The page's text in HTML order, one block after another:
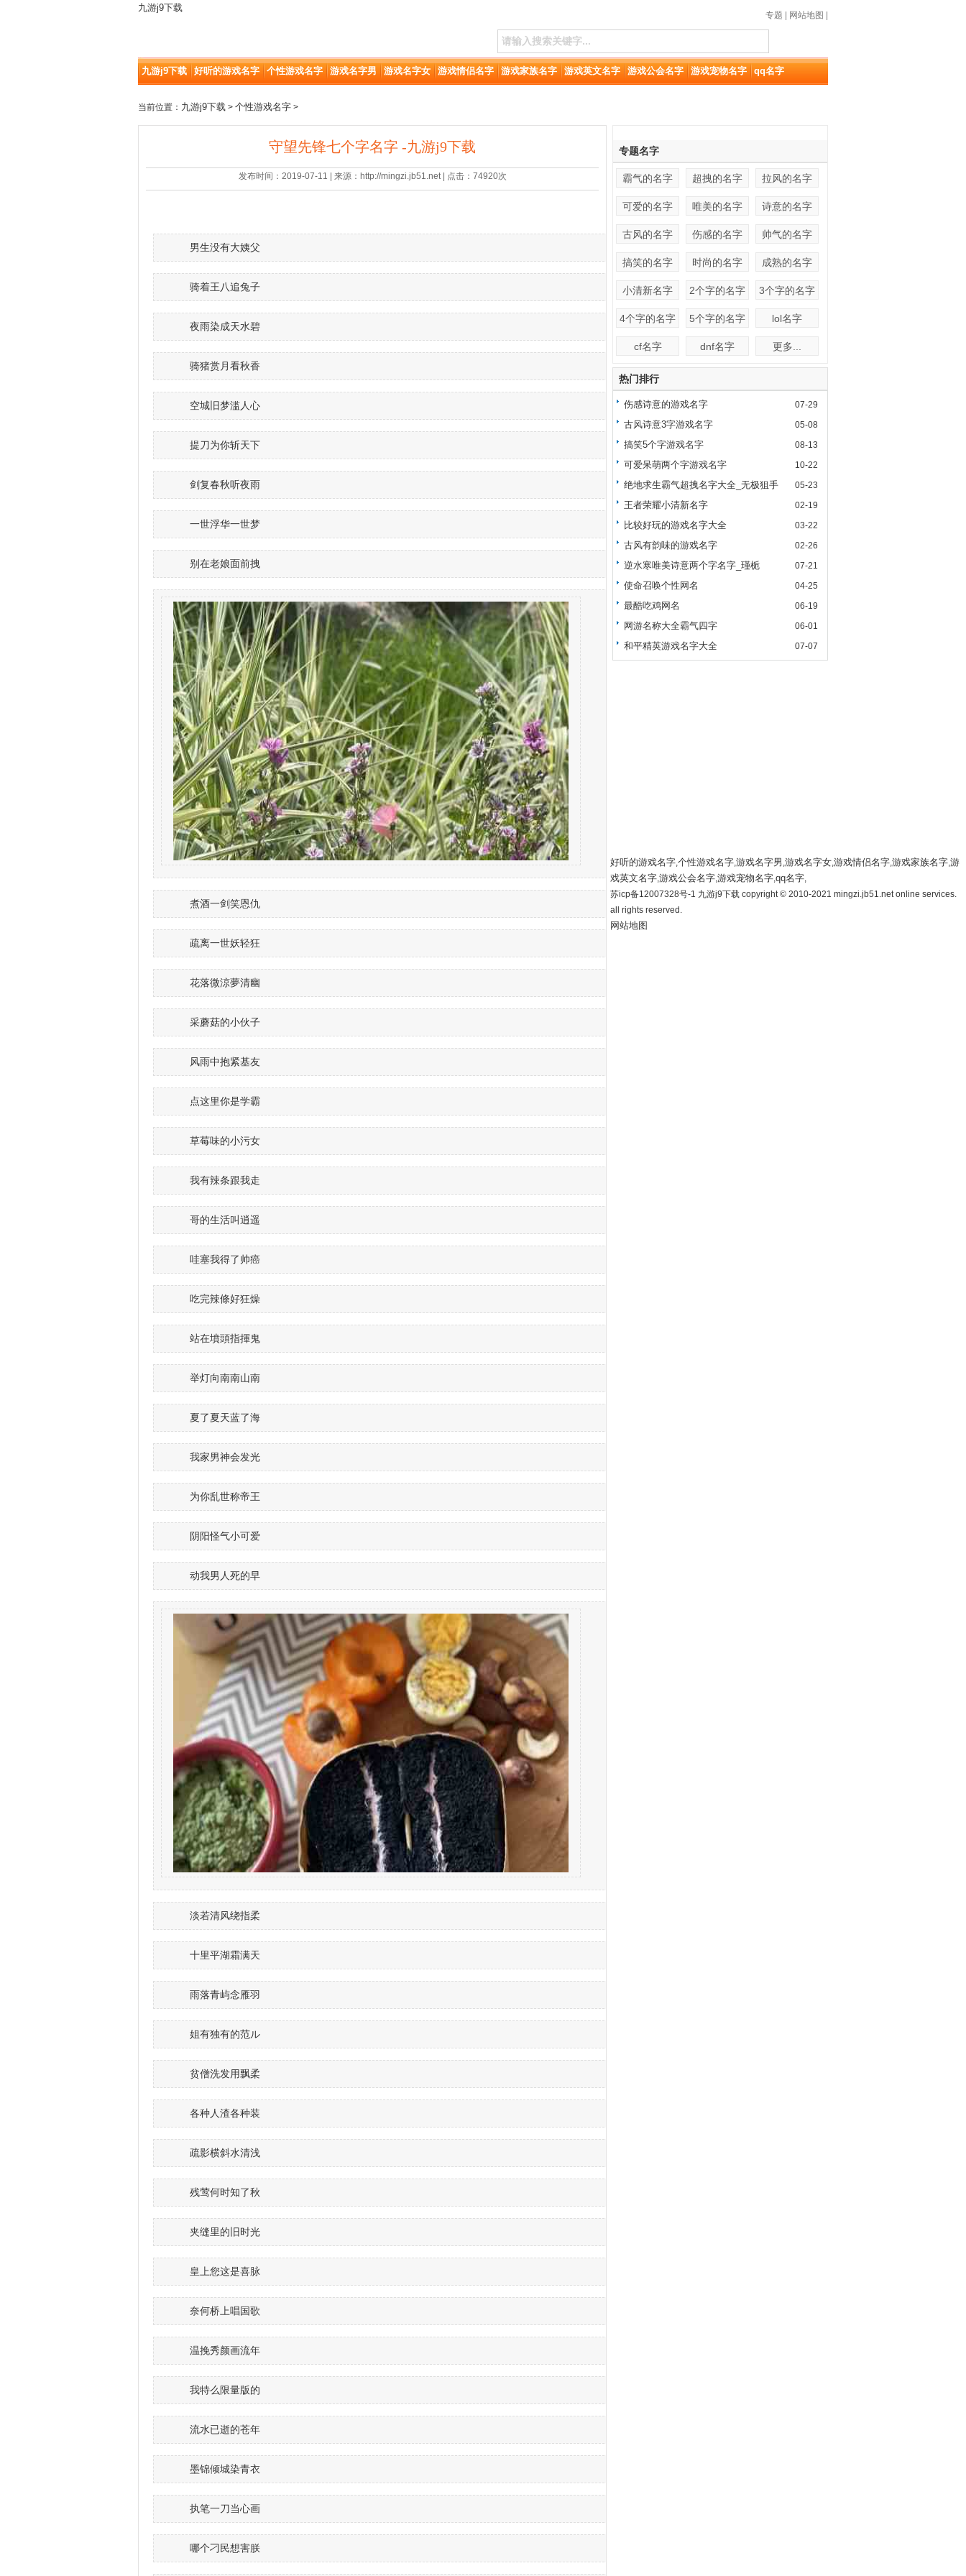
九游j9下载
专题 网站地图
九游j9下载 好听的游戏名字 个性游戏名字 游戏名字男 游戏名字女 游戏情侣名字 游戏家族名字 游戏英文名字 游戏公会名字 游戏宠物名字 qq名字
当前位置： 九游j9下载 > 个性游戏名字 >
守望先锋七个字名字 -九游j9下载
发布时间：2019-07-11 | 来源：http://mingzi.jb51.net | 点击：74920次
男生没有大姨父
骑着王八追兔子
夜雨染成天水碧
骑猪赏月看秋香
空城旧梦滥人心
提刀为你斩天下
剑复春秋听夜雨
一世浮华一世梦
别在老娘面前拽
煮酒一剑笑恩仇
疏离一世妖轻狂
花落微涼夢清幽
采蘑菇的小伙子
风雨中抱紧基友
点这里你是学霸
草莓味的小污女
我有辣条跟我走
哥的生活叫逍遥
哇塞我得了帅癌
吃完辣條好狂燥
站在墳頭指揮鬼
举灯向南南山南
夏了夏天蓝了海
我家男神会发光
为你乱世称帝王
阴阳怪气小可爱
动我男人死的早
淡若清风绕指柔
十里平湖霜满天
雨落青屿念雁羽
姐有独有的范ル
贫僧洗发用飘柔
各种人渣各种装
疏影横斜水清浅
残莺何时知了秋
夹缝里的旧时光
皇上您这是喜脉
奈何桥上唱国歌
温挽秀颜画流年
我特么限量版的
流水已逝的苍年
墨锦倾城染青衣
执笔一刀当心画
哪个刁民想害朕
专题名字
霸气的名字 超拽的名字 拉风的名字
可爱的名字 唯美的名字 诗意的名字
古风的名字 伤感的名字 帅气的名字
搞笑的名字 时尚的名字 成熟的名字
小清新名字 2个字的名字 3个字的名字
4个字的名字 5个字的名字 lol名字
cf名字 dnf名字 更多...
热门排行
07-29
伤感诗意的游戏名字
05-08
古风诗意3字游戏名字
08-13
搞笑5个字游戏名字
10-22
可爱呆萌两个字游戏名字
05-23
绝地求生霸气超拽名字大全_无极狙手
02-19
王者荣耀小清新名字
03-22
比较好玩的游戏名字大全
02-26
古风有韵味的游戏名字
07-21
逆水寒唯美诗意两个字名字_瑾栀
04-25
使命召唤个性网名
06-19
最酷吃鸡网名
06-01
网游名称大全霸气四字
07-07
和平精英游戏名字大全
好听的游戏名字,个性游戏名字,游戏名字男 ,游戏名字女,游戏情侣名字,游戏家族名字,游
戏英文名字,游戏公会名字,游戏宠物名字,qq名字,
苏icp备12007328号-1 九游j9下载 copyright © 2010-2021 mingzi.jb51.net online services.
all rights reserved.
网站地图